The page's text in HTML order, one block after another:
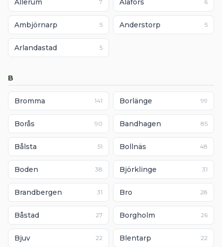
Allerum 7 Alafors 6
Ambjörnarp 5 Anderstorp 5
Arlandastad 5
B
Bromma 141 Borlänge 99
Borås 90 Bandhagen 85
Bålsta 51 Bollnäs 48
Boden 38 Björklinge 31
Brandbergen 31 Bro 28
Båstad 27 Borgholm 26
Bjuv 22 Blentarp 22